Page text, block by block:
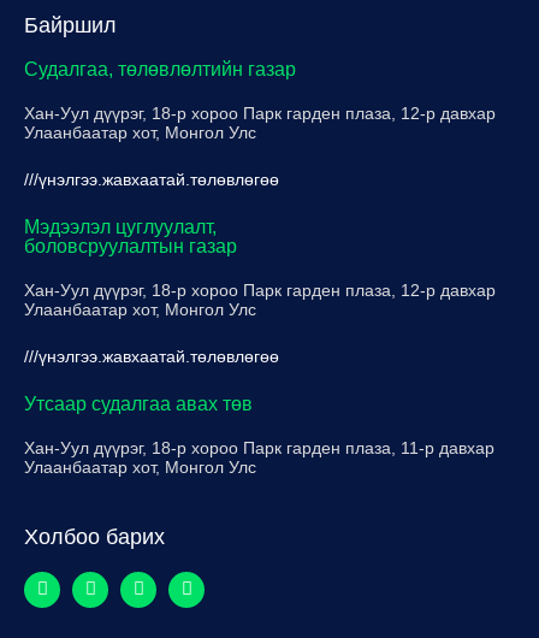
Байршил
Судалгаа, төлөвлөлтийн газар
Хан-Уул дүүрэг, 18-р хороо Парк гарден плаза, 12-р давхар
Улаанбаатар хот, Монгол Улс
///үнэлгээ.жавхаатай.төлөвлөгөө
Мэдээлэл цуглуулалт,
боловсруулалтын газар
Хан-Уул дүүрэг, 18-р хороо Парк гарден плаза, 12-р давхар
Улаанбаатар хот, Монгол Улс
///үнэлгээ.жавхаатай.төлөвлөгөө
Утсаар судалгаа авах төв
Хан-Уул дүүрэг, 18-р хороо Парк гарден плаза, 11-р давхар
Улаанбаатар хот, Монгол Улс
Холбоо барих